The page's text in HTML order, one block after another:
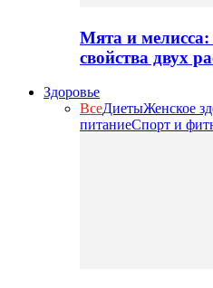
Мята и
свойства двух
Здоровье
ВсеДиетыЖенское
питаниеСпорт и